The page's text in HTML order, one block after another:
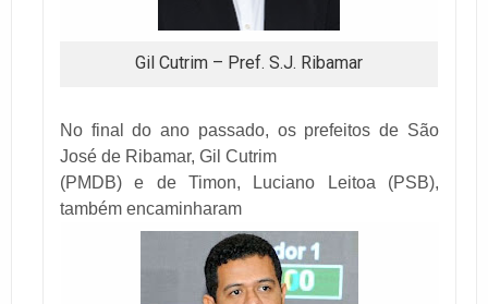
Gil Cutrim – Pref. S.J. Ribamar
No final do ano passado, os prefeitos de São
José de Ribamar, Gil Cutrim
(PMDB) e de Timon, Luciano Leitoa (PSB),
também encaminharam